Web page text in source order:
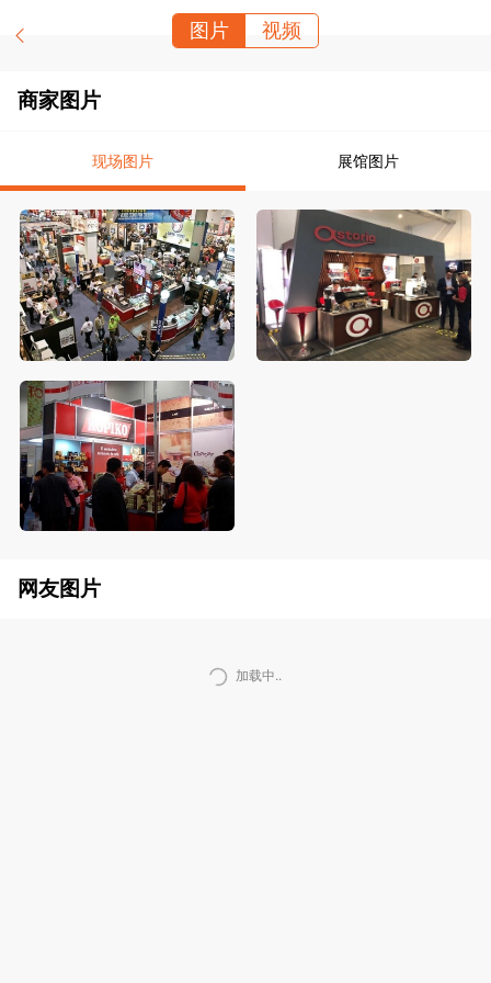
图片 视频
商家图片
现场图片 展馆图片
网友图片
加载中..